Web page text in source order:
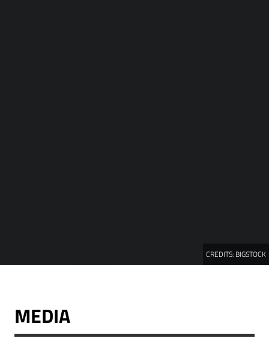
CREDITS: BIGSTOCK
MEDIA